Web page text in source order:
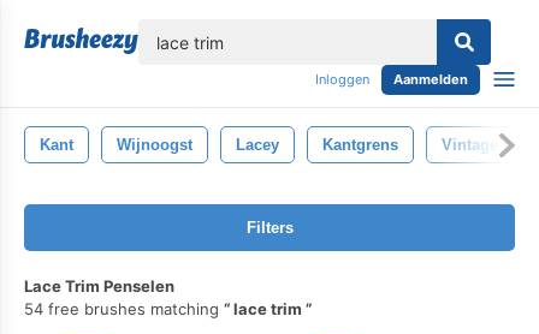
Inloggen Aanmelden
Kant Wijnoogst Lacey Kantgrens Vintage Kant
Filters
Lace Trim Penselen
54 free brushes matching
lace trim